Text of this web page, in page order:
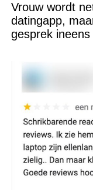
Vrouw wordt
datingapp,
gesprek